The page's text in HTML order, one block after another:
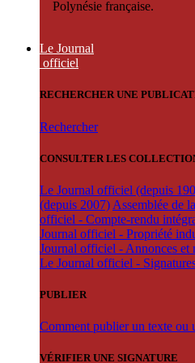
Polynésie française.
Le Journal
officiel
RECHERCHER UNE
Rechercher
CONSULTER LES
Le Journal officiel (depuis
(depuis 2007) Assemblée de
officiel - Compte-rendu
Journal officiel - Propriété
Journal officiel - Annonces et
Le Journal officiel -
PUBLIER
Comment publier un texte ou
VÉRIFIER UNE SIGNATURE